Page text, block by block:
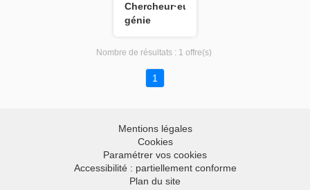
Chercheur·euse
génie
H/F
Nombre de résultats : 1 offre(s)
1
Mentions légales
Cookies
Paramétrer vos cookies
Accessibilité : partiellement conforme
Plan du site